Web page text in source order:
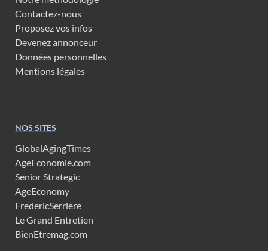
Contactez-nous
Proposez vos infos
Devenez annonceur
Données personnelles
Mentions légales
NOS SITES
GlobalAgingTimes
AgeEconomie.com
Senior Strategic
AgeEconomy
FredericSerriere
Le Grand Entretien
BienEtremag.com